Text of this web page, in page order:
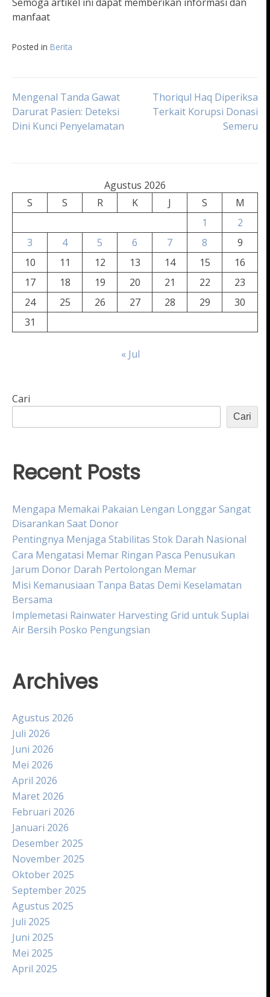
manfaat
Posted in Berita
Navigasi
pos
Mengenal Tanda Gawat
Darurat Pasien: Deteksi
Dini Kunci Penyelamatan
Thoriqul Haq Diperiksa
Terkait Korupsi Donasi
Semeru
Agustus 2026
S
S R K J S
M
1
2
3
4 5 6 7 8
9
10
11 12 13 14 15
16
17
18 19 20 21 22
23
24
25 26 27 28 29
30
31
« Jul
Cari
Cari
Recent Posts
Mengapa Memakai Pakaian Lengan Longgar Sangat
Disarankan Saat Donor
Pentingnya Menjaga Stabilitas Stok Darah Nasional
Cara Mengatasi Memar Ringan Pasca Penusukan
Jarum Donor Darah Pertolongan Memar
Misi Kemanusiaan Tanpa Batas Demi Keselamatan
Bersama
Implemetasi Rainwater Harvesting Grid untuk Suplai
Air Bersih Posko Pengungsian
Archives
Agustus 2026
Juli 2026
Juni 2026
Mei 2026
April 2026
Maret 2026
Februari 2026
Januari 2026
Desember 2025
November 2025
Oktober 2025
September 2025
Agustus 2025
Juli 2025
Juni 2025
Mei 2025
April 2025